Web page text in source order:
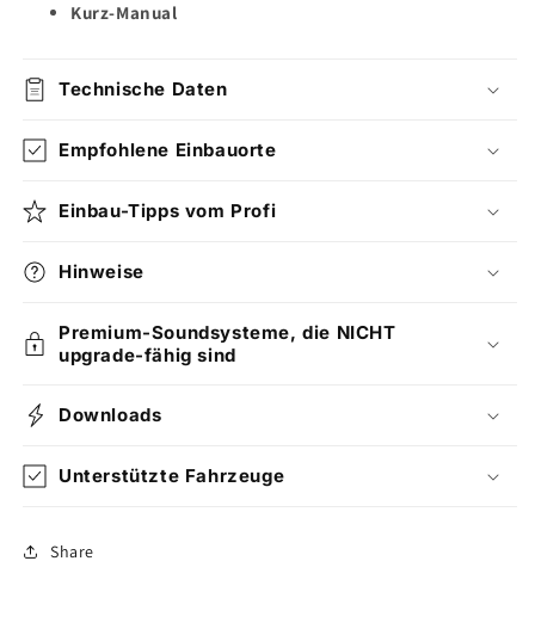
Kurz-Manual
Technische Daten
Empfohlene Einbauorte
Einbau-Tipps vom Profi
Hinweise
Premium-Soundsysteme, die NICHT
upgrade-fähig sind
Downloads
Unterstützte Fahrzeuge
Share